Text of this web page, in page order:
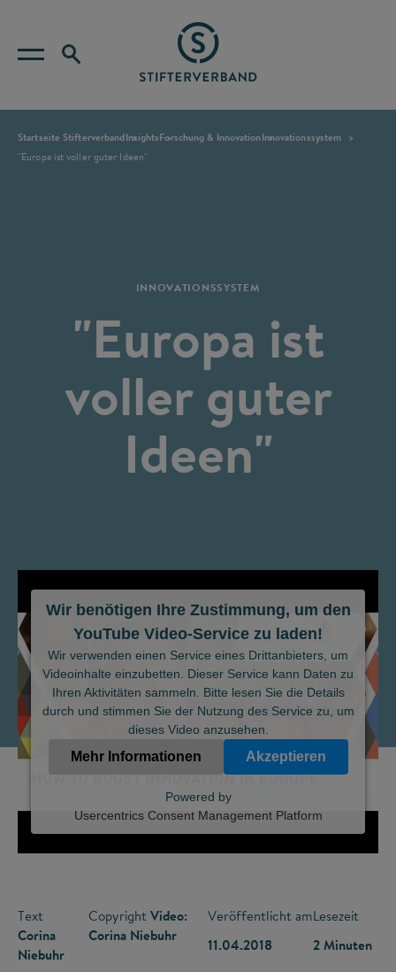
Startseite StifterverbandInsightsForschung & InnovationInnovationssystem
"Europa ist voller guter Ideen"
INNOVATIONSSYSTEM
"Europa ist
voller guter
Ideen"
©
Wir benötigen Ihre Zustimmung, um den
YouTube Video-Service zu laden!
Wir verwenden einen Service eines Drittanbieters, um
Videoinhalte einzubetten. Dieser Service kann Daten zu
Ihren Aktivitäten sammeln. Bitte lesen Sie die Details
durch und stimmen Sie der Nutzung des Service zu, um
dieses Video anzusehen.
Mehr Informationen Akzeptieren
Powered by
Usercentrics Consent Management Platform
Text
Corina
Niebuhr
CopyrightVideo:
Corina Niebuhr
Veröffentlicht am
11.04.2018
Lesezeit
2 Minuten